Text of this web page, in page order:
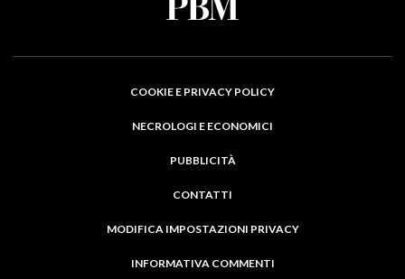
COOKIE E PRIVACY POLICY
NECROLOGI E ECONOMICI
PUBBLICITÀ
CONTATTI
MODIFICA IMPOSTAZIONI PRIVACY
INFORMATIVA COMMENTI